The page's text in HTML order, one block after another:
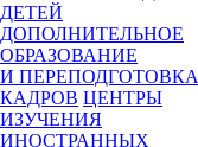
ДЕТЕЙ
ДОПОЛНИТЕЛЬНОЕ
ОБРАЗОВАНИЕ
И ПЕРЕПОДГОТОВКА
КАДРОВ ЦЕНТРЫ
ИЗУЧЕНИЯ
ИНОСТРАННЫХ